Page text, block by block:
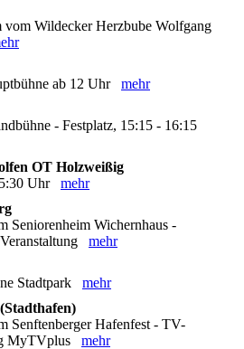
vom Wildecker Herzbube Wolfgang
ab 12 Uhr mehr
- Festplatz, 15:15 - 16:15
OT Holzweißig
Uhr mehr
Seniorenheim Wichernhaus -
mehr
Stadtpark mehr
Senftenberger Hafenfest - TV-
MyTVplus mehr